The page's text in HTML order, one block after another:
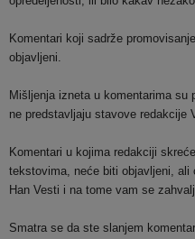
Komentari koji sadrže
objavljeni.
Mišljenja izneta u komentarima su
ne predstavljaju stavove redakcije
Komentari u kojima redakciji
tekstovima, neće biti objavljeni, ali
Han Vesti i na tome vam se
Smatra se da ste slanjem